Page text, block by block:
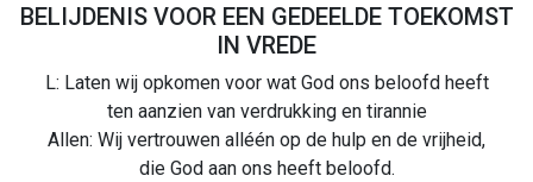
BELIJDENIS VOOR EEN GEDEELDE TOEKOMST
IN VREDE
L: Laten wij opkomen voor wat God ons beloofd heeft
ten aanzien van verdrukking en tirannie
Allen: Wij vertrouwen alléén op de hulp en de vrijheid,
die God aan ons heeft beloofd.